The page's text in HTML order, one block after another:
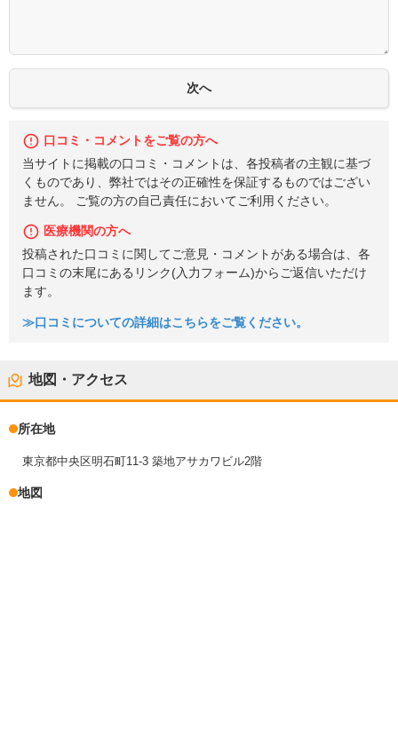
口コミ・コメントをご覧の方へ
当サイトに掲載の口コミ・コメントは、各投稿者の主観に基づ
くものであり、弊社ではその正確性を保証するものではござい
ません。 ご覧の方の自己責任においてご利用ください。
医療機関の方へ
投稿された口コミに関してご意見・コメントがある場合は、各
口コミの末尾にあるリンク(入力フォーム)からご返信いただけ
ます。
≫口コミについての詳細はこちらをご覧ください。
地図・アクセス
所在地
東京都中央区明石町11-3 築地アサカワビル2階
地図